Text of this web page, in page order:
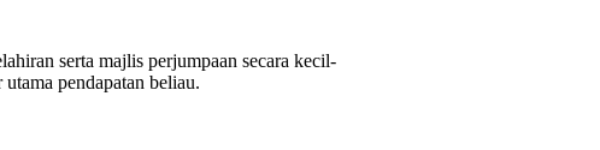
serta majlis perjumpaan secara kecil-
pendapatan beliau.